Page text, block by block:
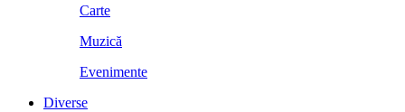
Carte
Muzică
Evenimente
Diverse